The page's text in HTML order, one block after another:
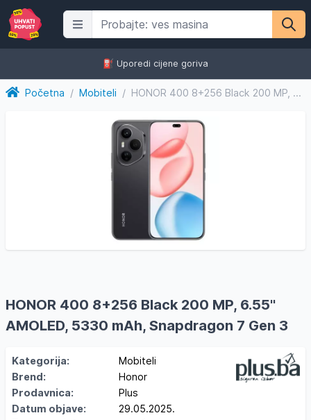
⛽️ Uporedi cijene goriva
Početna / Mobiteli / HONOR 400 8+256 Black 200 MP, 6.55'' AMOLED, 5330 mAh, Snapd...
HONOR 400 8+256 Black 200 MP, 6.55''
AMOLED, 5330 mAh, Snapdragon 7 Gen 3
Kategorija:
Mobiteli
Brend:
Honor
Prodavnica:
Plus
Datum objave:
29.05.2025.